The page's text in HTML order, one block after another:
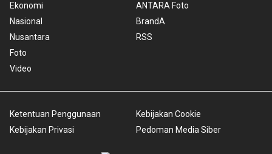
Ekonomi
Nasional
Nusantara
Foto
Video
ANTARA Foto
BrandA
RSS
Ketentuan Penggunaan
Kebijakan Privasi
Kebijakan Cookie
Pedoman Media Siber